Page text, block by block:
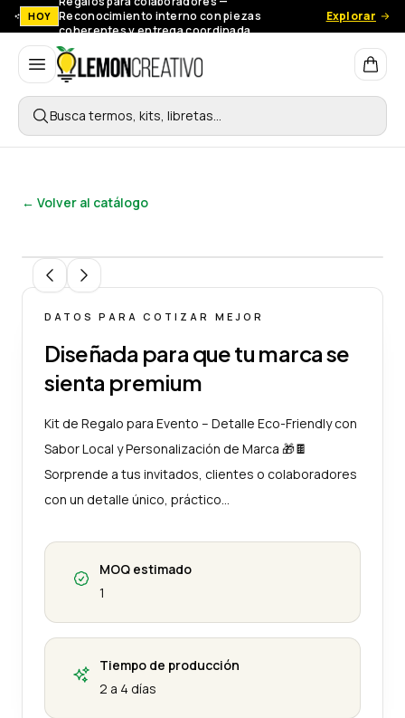
HOY
Reconocimiento interno con piezas
coherentes y entrega coordinada.
Explorar
Lemon Creativo
Busca termos, kits, libretas…
← Volver al catálogo
DATOS PARA COTIZAR MEJOR
Diseñada para que tu marca se
sienta premium
Kit de Regalo para Evento – Detalle Eco-Friendly con
Sabor Local y Personalización de Marca 🎁🍫
Sorprende a tus invitados, clientes o colaboradores
con un detalle único, práctico…
MOQ estimado
1
Tiempo de producción
2 a 4 días